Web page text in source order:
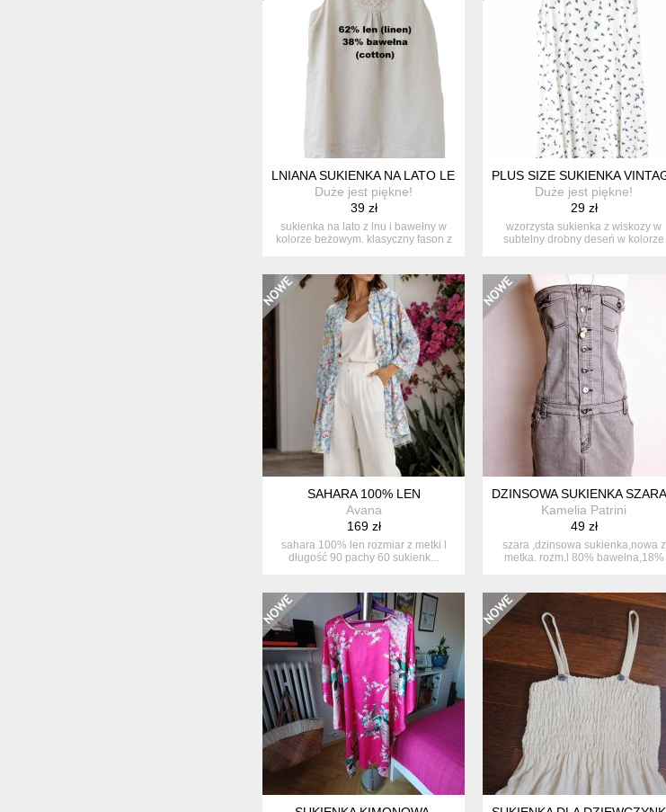
LNIANA SUKIENKA NA LATO LEN BAWEŁNA BEŻOWA SUKIENKA
Duże jest piękne!
39 zł
sukienka na lato z lnu i bawełny w
kolorze beżowym. klasyczny fason z
PLUS SIZE SUKIENKA
Duże jest piękne!
29 zł
wzorzysta sukienka z wiskozy w
subtelny drobny deseń w kolorze
SAHARA 100% LEN
Avana
169 zł
sahara 100% len rozmiar z metki l
długość 90 pachy 60 sukienk...
DZINSOWA SUKIENKA SZARA
Kamelia Patrini
49 zł
szara ,dzinsowa sukienka,nowa z
metka. rozm.l 80% bawełna,18%